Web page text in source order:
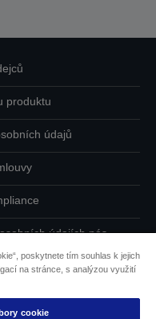
produktu
údajů
údajích nás
cookie
Epson
poskytnete tím souhlas k jejich
na stránce, s analýzou využití
cookie